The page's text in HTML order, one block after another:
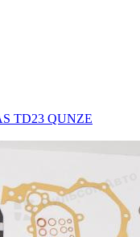
TD23 QUNZE